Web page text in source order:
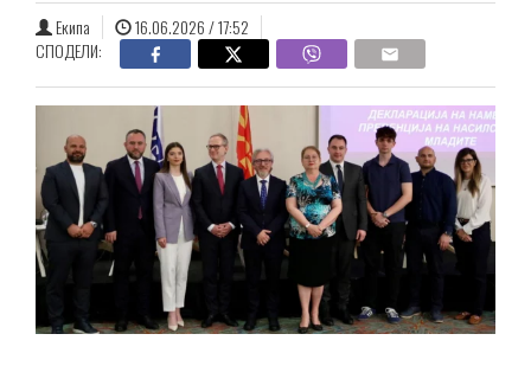
Екипа
16.06.2026 / 17:52
СПОДЕЛИ: